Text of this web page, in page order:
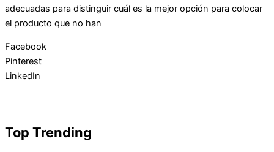
adecuadas para distinguir cuál es la mejor opción para colocar
el producto que no han
Facebook
Pinterest
LinkedIn
Top Trending